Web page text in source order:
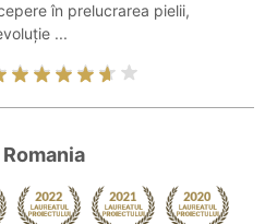
în prelucrarea pielii,
...